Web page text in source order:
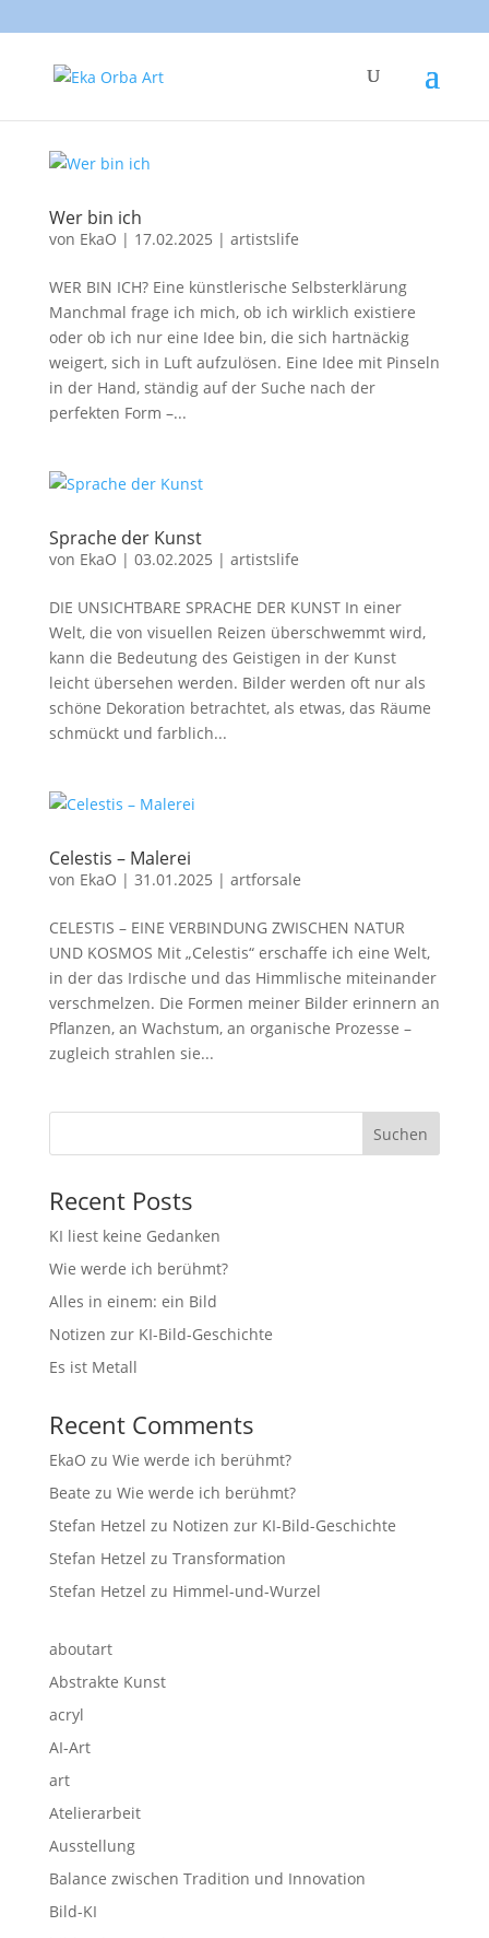
Wer bin ich
von EkaO | 17.02.2025 | artistslife
WER BIN ICH? Eine künstlerische Selbsterklärung
Manchmal frage ich mich, ob ich wirklich existiere
oder ob ich nur eine Idee bin, die sich hartnäckig
weigert, sich in Luft aufzulösen. Eine Idee mit Pinseln
in der Hand, ständig auf der Suche nach der
perfekten Form –...
Sprache der Kunst
von EkaO | 03.02.2025 | artistslife
DIE UNSICHTBARE SPRACHE DER KUNST In einer
Welt, die von visuellen Reizen überschwemmt wird,
kann die Bedeutung des Geistigen in der Kunst
leicht übersehen werden. Bilder werden oft nur als
schöne Dekoration betrachtet, als etwas, das Räume
schmückt und farblich...
Celestis – Malerei
von EkaO | 31.01.2025 | artforsale
CELESTIS – EINE VERBINDUNG ZWISCHEN NATUR
UND KOSMOS Mit „Celestis“ erschaffe ich eine Welt,
in der das Irdische und das Himmlische miteinander
verschmelzen. Die Formen meiner Bilder erinnern an
Pflanzen, an Wachstum, an organische Prozesse –
zugleich strahlen sie...
Suchen
Recent Posts
KI liest keine Gedanken
Wie werde ich berühmt?
Alles in einem: ein Bild
Notizen zur KI-Bild-Geschichte
Es ist Metall
Recent Comments
EkaO zu Wie werde ich berühmt?
Beate zu Wie werde ich berühmt?
Stefan Hetzel zu Notizen zur KI-Bild-Geschichte
Stefan Hetzel zu Transformation
Stefan Hetzel zu Himmel-und-Wurzel
aboutart
Abstrakte Kunst
acryl
AI-Art
art
Atelierarbeit
Ausstellung
Balance zwischen Tradition und Innovation
Bild-KI